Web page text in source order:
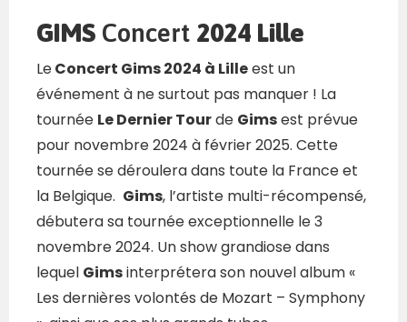
GIMS Concert 2024 Lille
LeConcert Gims 2024 à Lilleest un
événement à ne surtout pas manquer ! La
tournée Le Dernier Tourde Gimsest prévue
pour novembre 2024 à février 2025. Cette
tournée se déroulera dans toute la France et
la Belgique. Gims, l’artiste multi-récompensé,
débutera sa tournée exceptionnelle le 3
novembre 2024. Un show grandiose dans
lequel Gimsinterprétera son nouvel album «
Les dernières volontés de Mozart – Symphony